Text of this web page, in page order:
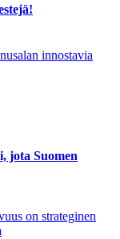
innostavia
jota Suomen
on strateginen